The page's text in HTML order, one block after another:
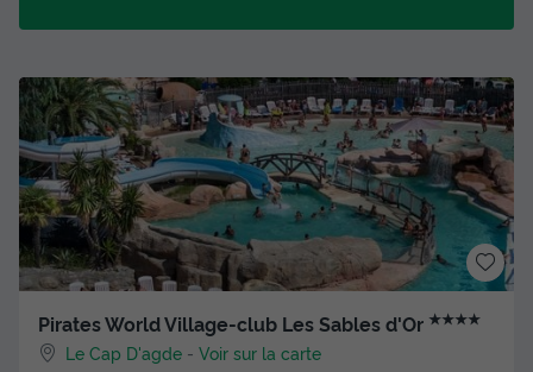
Pirates World Village-club Les Sables d'Or ★★★★
Le Cap D'agde -Voir sur la carte